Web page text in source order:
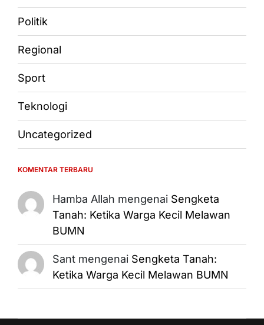
Politik
Regional
Sport
Teknologi
Uncategorized
KOMENTAR TERBARU
Hamba Allah mengenai Sengketa
Tanah: Ketika Warga Kecil Melawan
BUMN
Santmengenai Sengketa Tanah:
Ketika Warga Kecil Melawan BUMN